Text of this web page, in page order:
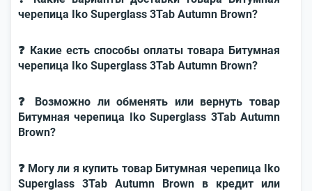
черепица Iko Superglass 3Tab Autumn Brown?
❓ Какие есть способы оплаты товара Битумная
черепица Iko Superglass 3Tab Autumn Brown?
❓ Возможно ли обменять или вернуть товар
Битумная черепица Iko Superglass 3Tab Autumn
Brown?
❓ Могу ли я купить товар Битумная черепица Iko
Superglass 3Tab Autumn Brown в кредит или